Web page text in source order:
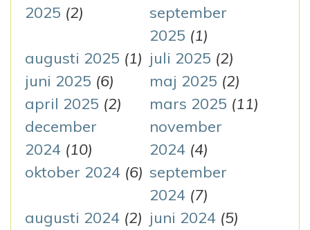
2025 (2)
september
2025 (1)
augusti 2025 (1) juli 2025 (2)
juni 2025 (6) maj 2025 (2)
april 2025 (2) mars 2025 (11)
december
2024 (10)
november
2024 (4)
oktober 2024 (6) september
2024 (7)
augusti 2024 (2) juni 2024 (5)